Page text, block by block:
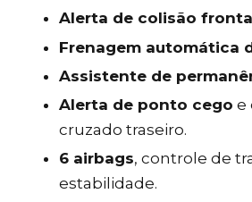
Alerta de colisão
Frenagem automática
Assistente de
Alerta de ponto cego e
cruzado traseiro.
6 airbags, controle de
estabilidade.